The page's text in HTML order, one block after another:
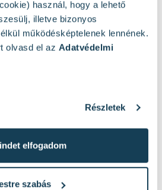
használ, hogy a lehető
illetve bizonyos
működésképtelenek lennének.
olvasd el az Adatvédelmi
Részletek
elfogadom
szabás